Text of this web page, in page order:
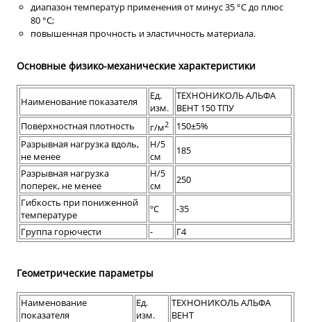
диапазон температур применения от минус 35 °С до плюс
80 °С;
повышенная прочность и эластичность материала.
Основные физико-механические характеристики
Наименование показателя
Ед.
изм.
ТЕХНОНИКОЛЬ АЛЬФА
ВЕНТ 150 ТПУ
Поверхностная плотность
г/м2
150±5%
Разрывная нагрузка вдоль,
не менее
Н/5
см
185
Разрывная нагрузка
поперек, не менее
Н/5
см
250
Гибкость при пониженной
температуре
ºC
-35
Группа горючести
- Г4
Геометрические параметры
Наименование
показателя
Ед.
изм.
ТЕХНОНИКОЛЬ АЛЬФА
ВЕНТ